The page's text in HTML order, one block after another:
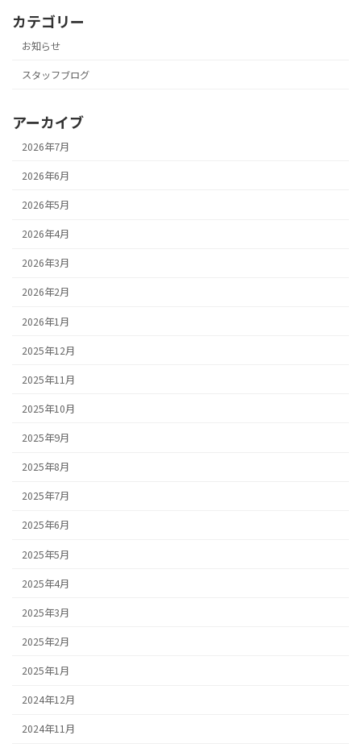
カテゴリー
お知らせ
スタッフブログ
アーカイブ
2026年7月
2026年6月
2026年5月
2026年4月
2026年3月
2026年2月
2026年1月
2025年12月
2025年11月
2025年10月
2025年9月
2025年8月
2025年7月
2025年6月
2025年5月
2025年4月
2025年3月
2025年2月
2025年1月
2024年12月
2024年11月